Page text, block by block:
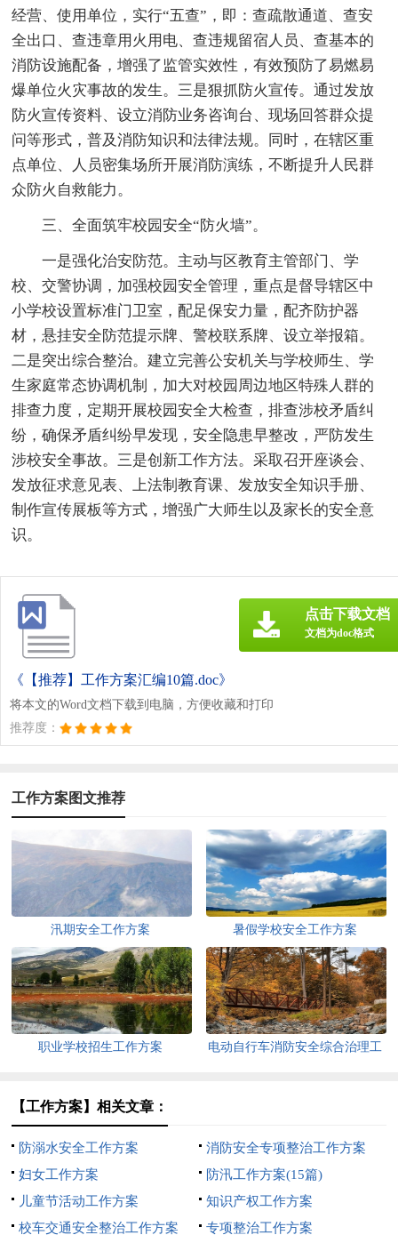
经营、使用单位，实行“五查”，即：查疏散通道、查安
全出口、查违章用火用电、查违规留宿人员、查基本的
消防设施配备，增强了监管实效性，有效预防了易燃易
爆单位火灾事故的发生。三是狠抓防火宣传。通过发放
防火宣传资料、设立消防业务咨询台、现场回答群众提
问等形式，普及消防知识和法律法规。同时，在辖区重
点单位、人员密集场所开展消防演练，不断提升人民群
众防火自救能力。
三、全面筑牢校园安全“防火墙”。
一是强化治安防范。主动与区教育主管部门、学
校、交警协调，加强校园安全管理，重点是督导辖区中
小学校设置标准门卫室，配足保安力量，配齐防护器
材，悬挂安全防范提示牌、警校联系牌、设立举报箱。
二是突出综合整治。建立完善公安机关与学校师生、学
生家庭常态协调机制，加大对校园周边地区特殊人群的
排查力度，定期开展校园安全大检查，排查涉校矛盾纠
纷，确保矛盾纠纷早发现，安全隐患早整改，严防发生
涉校安全事故。三是创新工作方法。采取召开座谈会、
发放征求意见表、上法制教育课、发放安全知识手册、
制作宣传展板等方式，增强广大师生以及家长的安全意
识。
《【推荐】工作方案汇编10篇.doc》
将本文的Word文档下载到电脑，方便收藏和打印
推荐度：
点击下载文档
文档为doc格式
工作方案图文推荐
汛期安全工作方案 暑假学校安全工作方案
职业学校招生工作方案
电动自行车消防安全综合治理工
【工作方案】相关文章：
防溺水安全工作方案
消防安全专项整治工作方案
妇女工作方案
防汛工作方案(15篇)
儿童节活动工作方案
知识产权工作方案
校车交通安全整治工作方案
专项整治工作方案